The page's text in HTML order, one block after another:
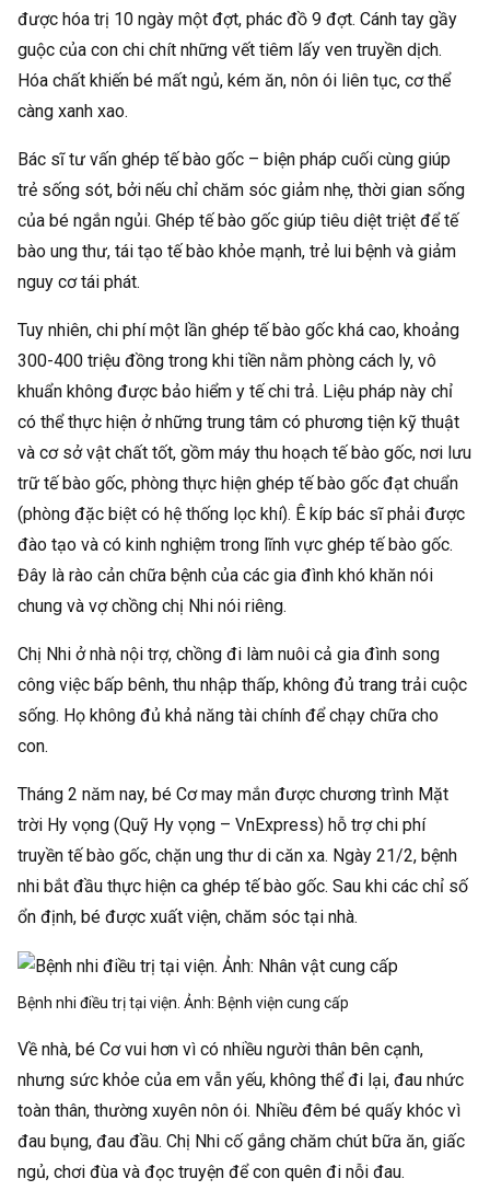
được hóa trị 10 ngày một đợt, phác đồ 9 đợt. Cánh tay gầy
guộc của con chi chít những vết tiêm lấy ven truyền dịch.
Hóa chất khiến bé mất ngủ, kém ăn, nôn ói liên tục, cơ thể
càng xanh xao.
Bác sĩ tư vấn ghép tế bào gốc – biện pháp cuối cùng giúp
trẻ sống sót, bởi nếu chỉ chăm sóc giảm nhẹ, thời gian sống
của bé ngắn ngủi. Ghép tế bào gốc giúp tiêu diệt triệt để tế
bào ung thư, tái tạo tế bào khỏe mạnh, trẻ lui bệnh và giảm
nguy cơ tái phát.
Tuy nhiên, chi phí một lần ghép tế bào gốc khá cao, khoảng
300-400 triệu đồng trong khi tiền nằm phòng cách ly, vô
khuẩn không được bảo hiểm y tế chi trả. Liệu pháp này chỉ
có thể thực hiện ở những trung tâm có phương tiện kỹ thuật
và cơ sở vật chất tốt, gồm máy thu hoạch tế bào gốc, nơi lưu
trữ tế bào gốc, phòng thực hiện ghép tế bào gốc đạt chuẩn
(phòng đặc biệt có hệ thống lọc khí). Ê kíp bác sĩ phải được
đào tạo và có kinh nghiệm trong lĩnh vực ghép tế bào gốc.
Đây là rào cản chữa bệnh của các gia đình khó khăn nói
chung và vợ chồng chị Nhi nói riêng.
Chị Nhi ở nhà nội trợ, chồng đi làm nuôi cả gia đình song
công việc bấp bênh, thu nhập thấp, không đủ trang trải cuộc
sống. Họ không đủ khả năng tài chính để chạy chữa cho
con.
Tháng 2 năm nay, bé Cơ may mắn được chương trình Mặt
trời Hy vọng (Quỹ Hy vọng – VnExpress) hỗ trợ chi phí
truyền tế bào gốc, chặn ung thư di căn xa. Ngày 21/2, bệnh
nhi bắt đầu thực hiện ca ghép tế bào gốc. Sau khi các chỉ số
ổn định, bé được xuất viện, chăm sóc tại nhà.
Bệnh nhi điều trị tại viện. Ảnh: Bệnh viện cung cấp
Về nhà, bé Cơ vui hơn vì có nhiều người thân bên cạnh,
nhưng sức khỏe của em vẫn yếu, không thể đi lại, đau nhức
toàn thân, thường xuyên nôn ói. Nhiều đêm bé quấy khóc vì
đau bụng, đau đầu. Chị Nhi cố gắng chăm chút bữa ăn, giấc
ngủ, chơi đùa và đọc truyện để con quên đi nỗi đau.